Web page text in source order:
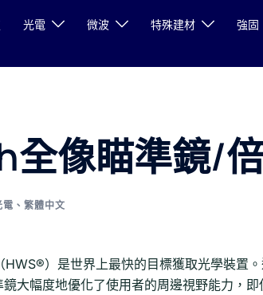
光電 微波 特殊建材 強固
全像瞄準鏡/
電 、 繁體中文
HWS®）是世界上最快的目標獲取光學裝置
大幅度地優化了使用者的周邊視野能力，